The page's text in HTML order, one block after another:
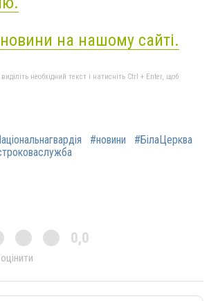
на нашому сайті.
необхідний текст і натисніть Ctrl + Enter, щоб
#новини
#БілаЦерква
0,0